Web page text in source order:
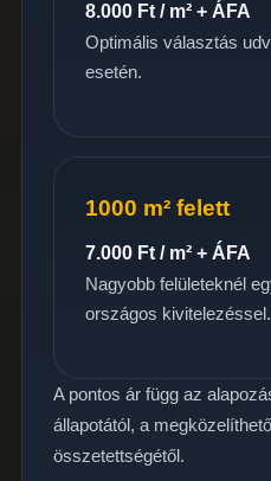
8.000 Ft / m² + ÁFA
Optimális választás
esetén.
1000 m² felett
7.000 Ft / m² + ÁFA
Nagyobb felületeknél
országos kivitelezéssel.
A pontos ár függ az
állapotától, a
összetettségétől.